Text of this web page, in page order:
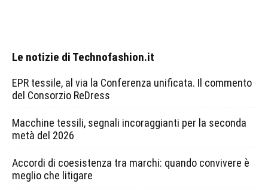
Le notizie di Technofashion.it
EPR tessile, al via la Conferenza unificata. Il commento
del Consorzio ReDress
Macchine tessili, segnali incoraggianti per la seconda
metà del 2026
Accordi di coesistenza tra marchi: quando convivere è
meglio che litigare